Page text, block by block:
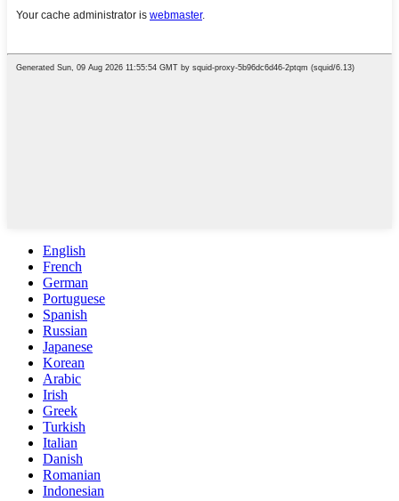
English
French
German
Portuguese
Spanish
Russian
Japanese
Korean
Arabic
Irish
Greek
Turkish
Italian
Danish
Romanian
Indonesian